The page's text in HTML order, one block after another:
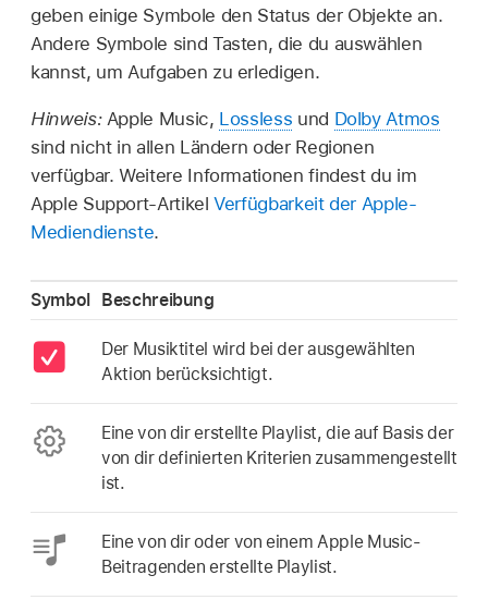
geben einige Symbole den Status der Objekte an.
Andere Symbole sind Tasten, die du auswählen
kannst, um Aufgaben zu erledigen.
Hinweis: Apple Music, Lossless und Dolby Atmos
sind nicht in allen Ländern oder Regionen
verfügbar. Weitere Informationen findest du im
Apple Support-ArtikelVerfügbarkeit der Apple-
Mediendienste.
Symbol Beschreibung
Der Musiktitel wird bei der ausgewählten
Aktion berücksichtigt.
Eine von dir erstellte Playlist, die auf Basis der
von dir definierten Kriterien zusammengestellt
ist.
Eine von dir oder von einem Apple Music-
Beitragenden erstellte Playlist.